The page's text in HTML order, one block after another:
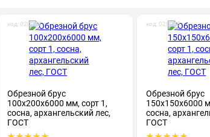
код: 020057
Обрезной брус
100х200х6000 мм, сорт 1,
сосна, архангельский лес,
ГОСТ
код: 020058
Обрезной брус
150х150х6000
сосна,
ГОСТ